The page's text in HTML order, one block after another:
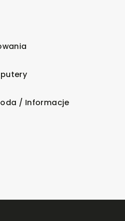
/ Informacje